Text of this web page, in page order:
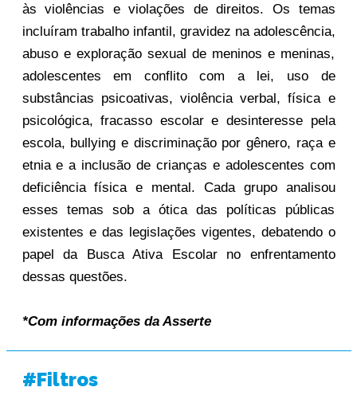
às violências e violações de direitos. Os temas
incluíram trabalho infantil, gravidez na adolescência,
abuso e exploração sexual de meninos e meninas,
adolescentes em conflito com a lei, uso de
substâncias psicoativas, violência verbal, física e
psicológica, fracasso escolar e desinteresse pela
escola, bullying e discriminação por gênero, raça e
etnia e a inclusão de crianças e adolescentes com
deficiência física e mental. Cada grupo analisou
esses temas sob a ótica das políticas públicas
existentes e das legislações vigentes, debatendo o
papel da Busca Ativa Escolar no enfrentamento
dessas questões.
*Com informações da Asserte
#Filtros